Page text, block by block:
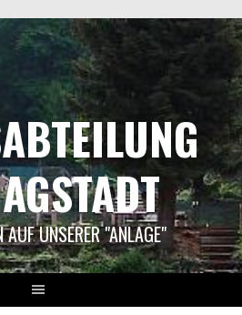
UNSERER "ANLAGE"